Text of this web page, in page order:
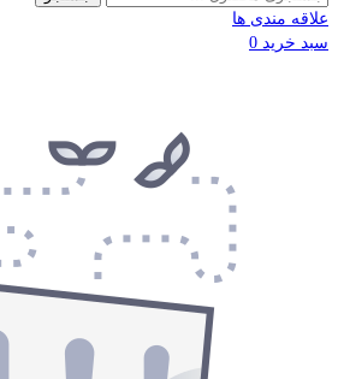
علاقه مندی ها
سبد خرید 0